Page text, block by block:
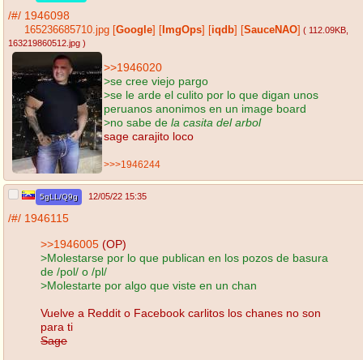
/#/ 1946098
165236685710.jpg Google ImgOps iqdb SauceNAO ( 112.09KB
163219860512.jpg )
>>1946020
>se cree viejo pargo
>se le arde el culito por lo que digan unos
peruanos anonimos en un image board
>no sabe de la casita del arbol
sage carajito loco
>>>1946244
5gLL/Q9g 12/05/22 15:35
/#/ 1946115
>>1946005 (OP)
>Molestarse por lo que publican en los pozos de basura
de /pol/ o /pl/
>Molestarte por algo que viste en un chan
Vuelve a Reddit o Facebook carlitos los chanes no son
para ti
Sage